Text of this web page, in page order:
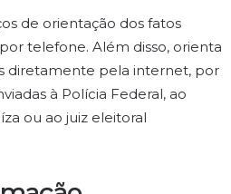
de orientação dos fatos
telefone. Além disso, orienta
diretamente pela internet, por
à Polícia Federal, ao
ou ao juiz eleitoral